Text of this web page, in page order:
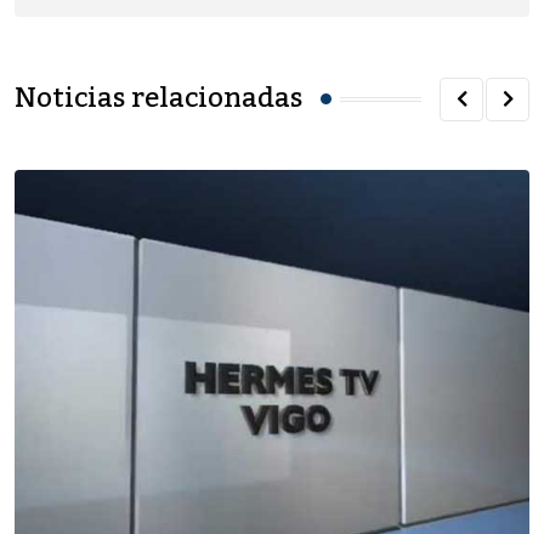
Noticias relacionadas